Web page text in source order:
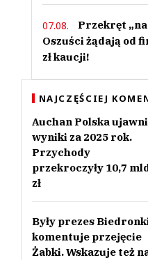
07.08.
Przekręt
Oszuści żądają od
zł kaucji!
NAJCZĘŚCIEJ
Auchan Polska
wyniki za 2025 rok.
Przychody
przekroczyły 10,7
zł
Były prezes
komentuje przejęcie
Żabki. Wskazuje też